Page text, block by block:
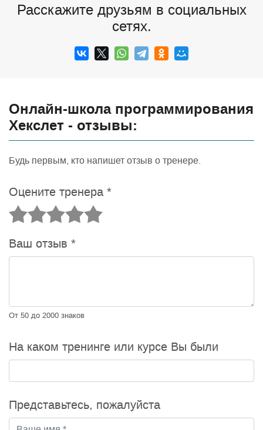
Расскажите друзьям в социальных
сетях.
Онлайн-школа программирования
Хекслет - отзывы:
Будь первым, кто напишет отзыв о тренере.
Оцените тренера *
Ваш отзыв *
От 50 до 2000 знаков
На каком тренинге или курсе Вы были
Представьтесь, пожалуйста